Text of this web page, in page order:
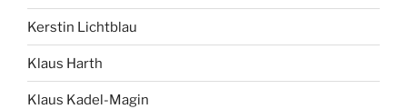
Kerstin Lichtblau
Klaus Harth
Klaus Kadel-Magin